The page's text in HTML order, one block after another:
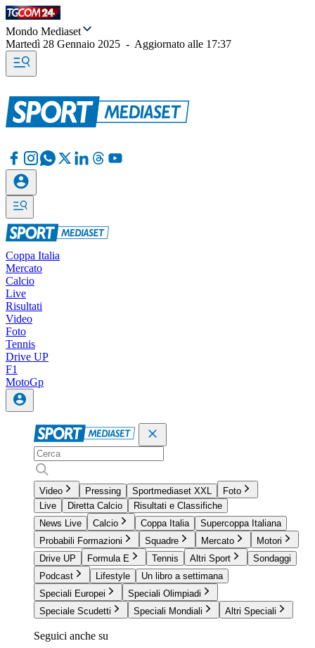
Mondo Mediaset
Martedì 28 Gennaio 2025 - Aggiornato alle 17:37
Coppa Italia
Mercato
Calcio
Live
Risultati
Video
Foto
Tennis
Drive UP
F1
MotoGp
Video Pressing Sportmediaset XXL
Foto
Live
Diretta Calcio
Risultati e Classifiche
News Live
Calcio Coppa Italia
Supercoppa Italiana
Probabili Formazioni
Squadre Mercato
Motori
Drive UP
Formula E Tennis Altri Sport
Sondaggi
Podcast
Lifestyle
Un libro a settimana
Speciali Europei
Speciali Olimpiadi
Speciale Scudetti
Speciali Mondiali Altri Speciali
Seguici anche su